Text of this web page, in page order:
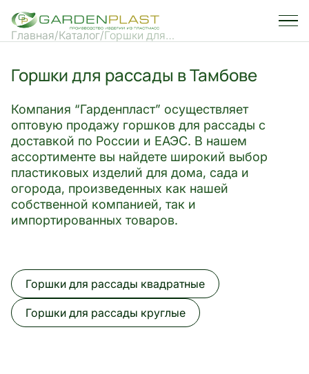
Главная Каталог Горшки для
Горшки для рассады в Тамбове
Компания “Гарденпласт” осуществляет
оптовую продажу горшков для рассады с
доставкой по России и ЕАЭС. В нашем
ассортименте вы найдете широкий выбор
пластиковых изделий для дома, сада и
огорода, произведенных как нашей
собственной компанией, так и
импортированных товаров.
Горшки для рассады квадратные
Горшки для рассады круглые